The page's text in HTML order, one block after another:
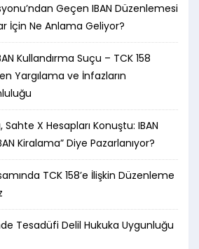
Geçen IBAN Düzenlemesi
İçin Ne Anlama Geliyor?
Kullandırma Suçu – TCK 158
Yargılama ve İnfazların
Sahte X Hesapları Konuştu: IBAN
Kiralama” Diye Pazarlanıyor?
TCK 158’e İlişkin Düzenleme
Tesadüfi Delil Hukuka Uygunluğu